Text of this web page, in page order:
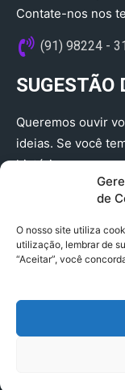
de
O nosso site utiliza
utilização, lembrar de
“Aceitar”, você
Contate-nos nos
(91) 98224 -
SUGESTÃO
Queremos ouvir
ideias. Se você
história que
(91) 98224 -
© 2025 A
Trav. Quintino